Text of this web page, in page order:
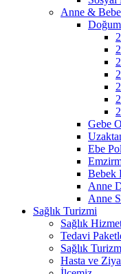
Anne &
Gebe
Ebe
Bebek
Anne
Anne
Sağlık Turizmi
Sağlık
Tedavi
Sağlık
Hasta ve